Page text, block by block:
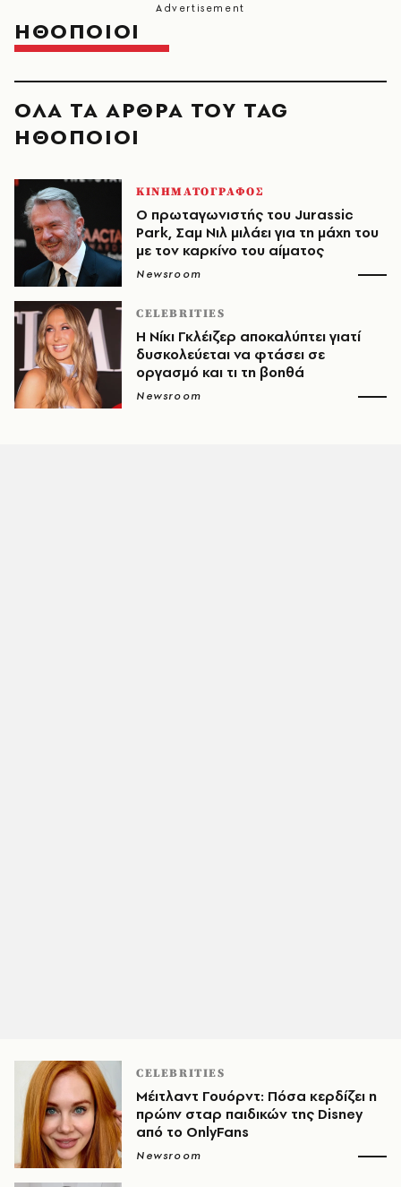
ΗΘΟΠΟΙΟΙ
ΟΛΑ ΤΑ ΑΡΘΡΑ ΤΟΥ TAG
ΗΘΟΠΟΙΟΙ
ΚΙΝΗΜΑΤΟΓΡΑΦΟΣ
Ο πρωταγωνιστής του Jurassic
Park, Σαμ Νιλ μιλάει για τη μάχη του
με τον καρκίνο του αίματος
Newsroom
CELEBRITIES
Η Νίκι Γκλέιζερ αποκαλύπτει γιατί
δυσκολεύεται να φτάσει σε
οργασμό και τι τη βοηθά
Newsroom
CELEBRITIES
Μέιτλαντ Γουόρντ: Πόσα κερδίζει η
πρώην σταρ παιδικών της Disney
από το OnlyFans
Newsroom